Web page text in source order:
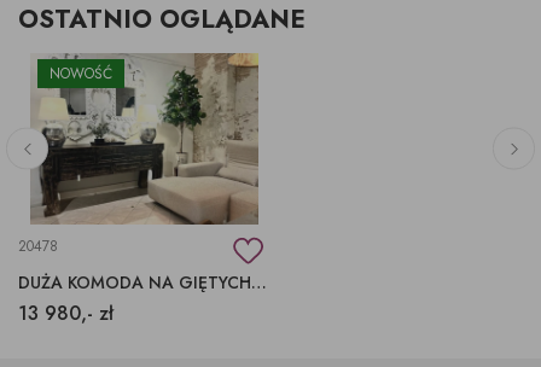
OSTATNIO OGLĄDANE
NOWOŚĆ
20478
DUŻA KOMODA NA GIĘTYCH NOGACH
13 980,- zł